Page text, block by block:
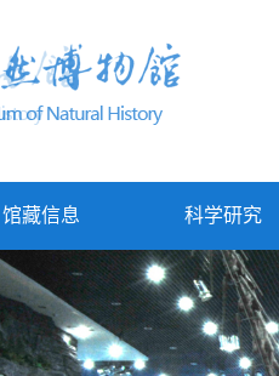
馆藏信息 科学研究